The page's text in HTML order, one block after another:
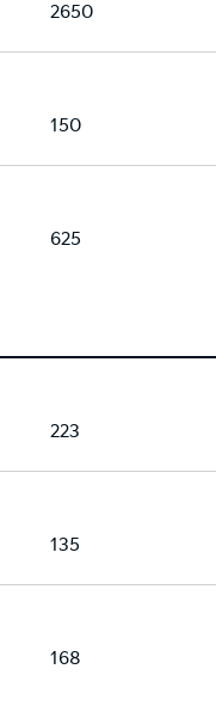
2650
150
625
223
135
168